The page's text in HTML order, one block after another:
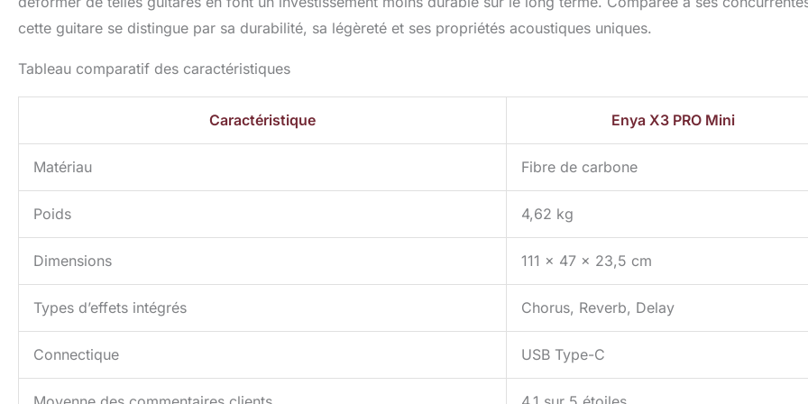
cette guitare se distingue par sa durabilité, sa légèreté et ses propriétés acoustiques uniques.
Tableau comparatif des caractéristiques
Caractéristique Enya X3 PRO Mini
Matériau Fibre de carbone
Poids 4,62 kg
Dimensions 111 x 47 x 23,5 cm
Types d’effets intégrés Chorus, Reverb, Delay
Connectique USB Type-C